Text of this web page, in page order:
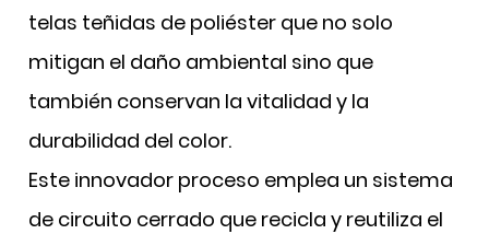
telas teñidas de poliéster que no solo
mitigan el daño ambiental sino que
también conservan la vitalidad y la
durabilidad del color.
Este innovador proceso emplea un sistema
de circuito cerrado que recicla y reutiliza el